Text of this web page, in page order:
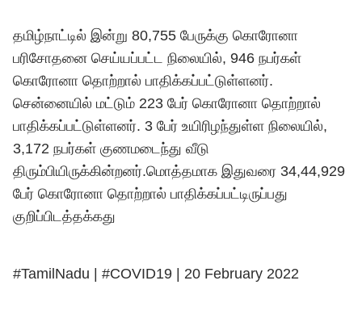
தமிழ்நாட்டில் இன்று 80,755 பேருக்கு கொரோனா
பரிசோதனை செய்யப்பட்ட நிலையில், 946 நபர்கள்
கொரோனா தொற்றால் பாதிக்கப்பட்டுள்ளனர்.
சென்னையில் மட்டும் 223 பேர் கொரோனா தொற்றால்
பாதிக்கப்பட்டுள்ளனர். 3 பேர் உயிரிழந்துள்ள நிலையில்,
3,172 நபர்கள் குணமடைந்து வீடு
திரும்பியிருக்கின்றனர்.மொத்தமாக இதுவரை 34,44,929
பேர் கொரோனா தொற்றால் பாதிக்கப்பட்டிருப்பது
குறிப்பிடத்தக்கது
#TamilNadu #COVID19 | 20 February 2022